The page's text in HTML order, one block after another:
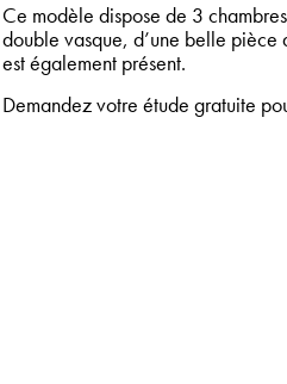
Ce modèle dispose de 3
double vasque, d’une belle pièce
est également présent.
Demandez votre étude gratuite